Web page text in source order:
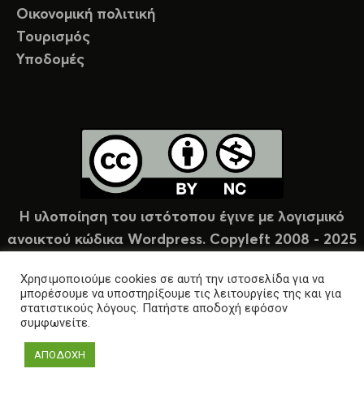
Οικονομική πολιτική
Τουρισμός
Υποδομές
Η υλοποίηση του ιστότοπου έγινε με λογισμικό
ανοικτού κώδικα Wordpress. Copyleft 2008 - 2025
Χρησιμοποιούμε cookies σε αυτή την ιστοσελίδα για να
μπορέσουμε να υποστηρίξουμε τις λειτουργίες της και για
στατιστικούς λόγους. Πατήστε αποδοχή εφόσον
συμφωνείτε.
ΑΠΟΔΟΧΗ